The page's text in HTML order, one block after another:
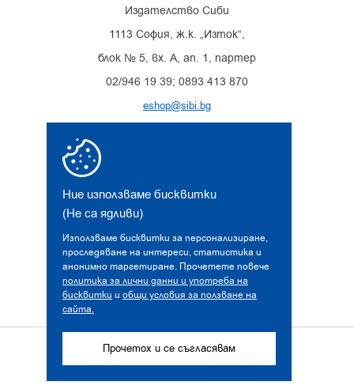
Ние използваме бисквитки
(Не са ядливи)
Използваме бисквитки за персонализиране,
проследяване на интереси, статистика и
анонимно таргетиране. Прочетете повече
политика за лични данни и употреба на
бисквитки и общи условия за ползване на
сайта.
Прочетох и се съгласявам
Издателство Сиби
1113 София, ж.к. „Изток“,
блок № 5, вх. А, ап. 1, партер
02/946 19 39; 0893 413 870
eshop@sibi.bg
© 2026 sibi.bg. Всички права запазени!